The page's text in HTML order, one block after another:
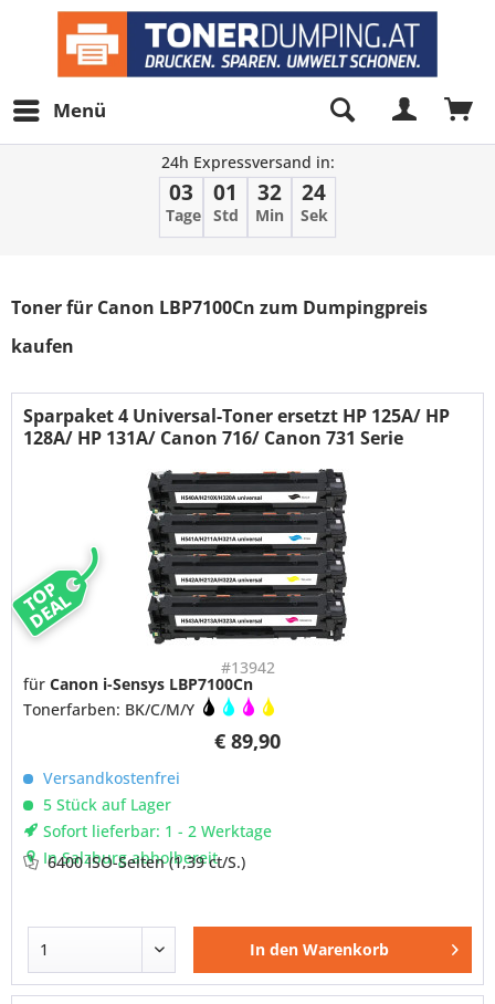
Menü
24h Expressversand in:
03
Tage
01
Std
32
Min
23
Sek
Toner für Canon LBP7100Cn zum Dumpingpreis
kaufen
TOP
DEAL
Sparpaket 4 Universal-Toner ersetzt HP 125A/ HP
128A/ HP 131A/ Canon 716/ Canon 731 Serie
#13942
€ 89,90
fürCanon i-Sensys LBP7100Cn
Tonerfarben: BK/C/M/Y
Versandkostenfrei
5 Stück auf Lager
Sofort lieferbar: 1 - 2 Werktage
In Salzburg abholbereit
6400 ISO-Seiten(1,39 ct/S.)
In den Warenkorb